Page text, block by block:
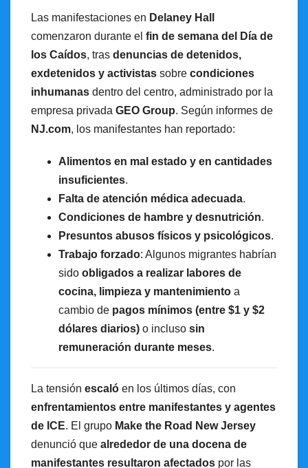
Las manifestaciones en Delaney Hall
comenzaron durante el fin de semana del Día de
los Caídos, tras denuncias de detenidos,
exdetenidos y activistas sobre condiciones
inhumanas dentro del centro, administrado por la
empresa privada GEO Group. Según informes de
NJ.com, los manifestantes han reportado:
Alimentos en mal estado y en cantidades
insuficientes.
Falta de atención médica adecuada.
Condiciones de hambre y desnutrición.
Presuntos abusos físicos y psicológicos.
Trabajo forzado: Algunos migrantes habrían
sido obligados a realizar labores de
cocina, limpieza y mantenimiento a
cambio de pagos mínimos (entre $1 y $2
dólares diarios) o incluso sin
remuneración durante meses.
La tensión escaló en los últimos días, con
enfrentamientos entre manifestantes y agentes
de ICE. El grupo Make the Road New Jersey
denunció que alrededor de una docena de
manifestantes resultaron afectados por las